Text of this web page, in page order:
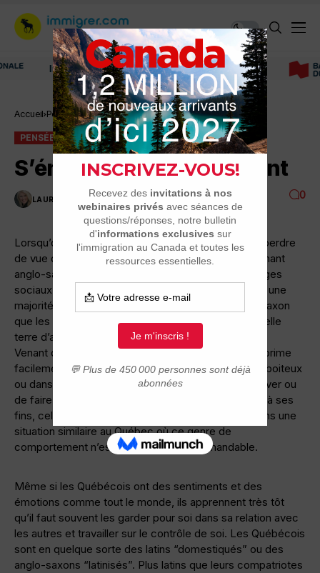
Immigrer au Canada: ressources et conseils
Accueil Pensée du jour S’énerver n’est pas payant
PENSÉE DU JOUR
S’énerver n’est pas payant
LAURENCE NADEAU 2 MINUTES DE LECTURE 2.5K VUES 0
Lorsqu’on veut s’installer au Québec, il ne faut pas perdre
de vue qu’il s’agit d'une société qui a un lourd penchant
anglo-saxon dans les comportements et les échanges
sociaux. Même si la langue française est parlée par une
majorité au Québec, c’est avant tout l’esprit anglo-saxon
que les immigrants latins découvriront sur leur nouvelle
terre d’accueil.
Venant de pays latins ou méditerranéens où l'on exprime
facilement son mécontentement face à un service boiteux
ou dans une altercation et où il est payant de s’énerver ou
de faire une scène comme dernier moyen d'arriver à ses
fins, cela peut être tout un choc de se retrouver dans une
situation similaire au Québec où ce genre de
comportement n’est pas du tout recommandable.
Même si les Québécois ont des sentiments et des
émotions comme tout le monde, ils apprennent très tôt
qu’il faut souvent les garder pour soi dans sa relation avec
les autres et travailler sur le contrôle de soi. Les Québécois
sont en quelque sorte des latins “domestiqués” ou des
anglo-saxons “latinisés”. Plus latins que leurs compatriotes